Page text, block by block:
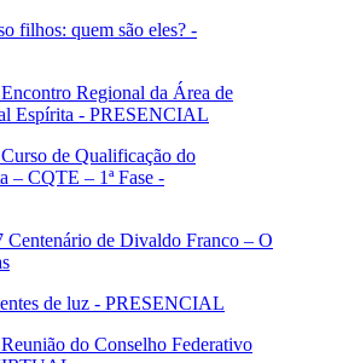
filhos: quem são eles? -
Regional da Área de
Espírita - PRESENCIAL
de Qualificação do
– CQTE – 1ª Fase -
Centenário de Divaldo Franco – O
de luz - PRESENCIAL
do Conselho Federativo